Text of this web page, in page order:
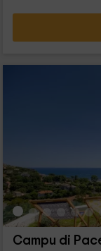
Campu di